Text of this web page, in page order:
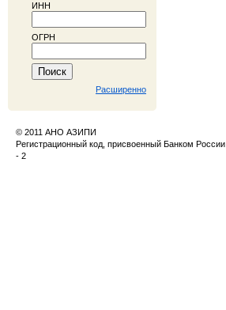
ИНН
ОГРН
Расширенно
© 2011 АНО АЗИПИ
Регистрационный код, присвоенный Банком России
- 2